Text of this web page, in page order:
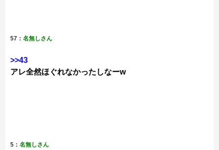
57：名無しさん
>>43
アレ全然ほぐれなかったしなーw
5：名無しさん